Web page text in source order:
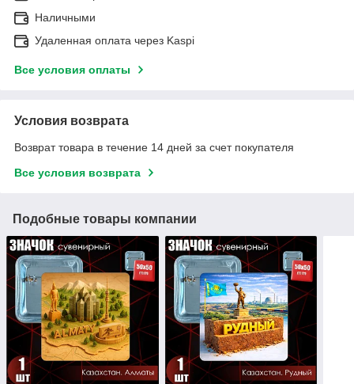
Наличными
Удаленная оплата через Kaspi
Все условия оплаты
Условия возврата
Возврат товара в течение 14 дней за счет покупателя
Все условия возврата
Подобные товары компании